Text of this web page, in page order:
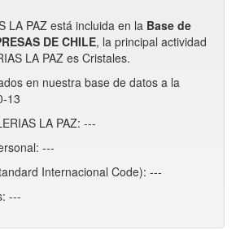
LA PAZ está incluida en la Base de
DE CHILE, la principal actividad
LA PAZ es Cristales.
en nuestra base de datos a la
13
LA PAZ: ---
---
Internacional Code): ---
---